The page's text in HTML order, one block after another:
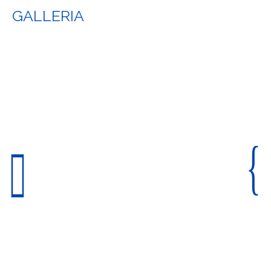
GALLERIA